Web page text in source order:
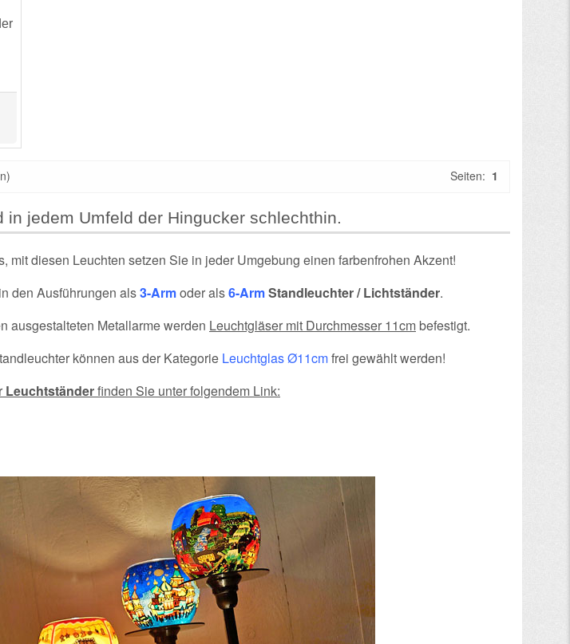
Seiten: 1
in jedem Umfeld der Hingucker schlechthin.
mit diesen Leuchten setzen Sie in jeder Umgebung einen farbenfrohen Akzent!
den Ausführungen als3-Armoder als6-ArmStandleuchter / Lichtständer.
ausgestalteten Metallarme werden Leuchtgläser mit Durchmesser 11cmbefestigt.
können aus der Kategorie Leuchtglas Ø11cmfrei gewählt werden!
Leuchtständerfinden Sie unter folgendem Link: